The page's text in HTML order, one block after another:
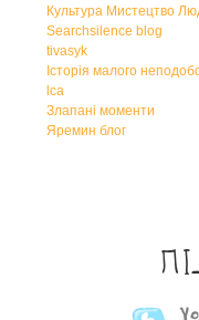
Культура Мистецтво
Searchsilence blog
tivasyk
Історія малого
lca
Злапані моменти
Яремин блог